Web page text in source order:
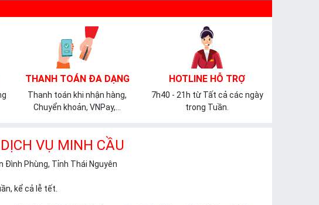
THANH TOÁN ĐA DẠNG
Thanh toán khi nhận hàng,
Chuyển khoản, VNPay,...
HOTLINE HỖ TRỢ
7h40 - 21h từ Tất cả các ngày
trong Tuần.
VỤ MINH CẦU
Đình Phùng, Tỉnh Thái Nguyên
kể cả lễ tết.